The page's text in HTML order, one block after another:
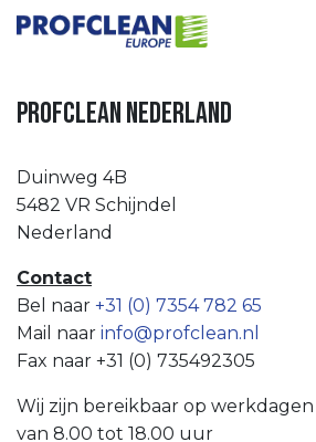
Overslaan naar inhoud
Profclean Nederland
Duinweg 4B
5482 VR Schijndel
Nederland
Contact
Bel naar +31 (0) 7354 782 65
Mail naar info@profclean.nl
Fax naar +31 (0) 735492305
Wij zijn bereikbaar op werkdagen
van 8.00 tot 18.00 uur